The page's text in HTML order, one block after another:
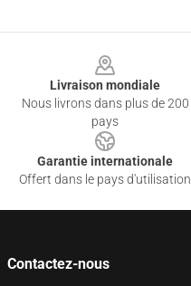
Livraison mondiale
Nous livrons dans plus de 200
pays
Garantie internationale
Offert dans le pays d'utilisation
Contactez-nous